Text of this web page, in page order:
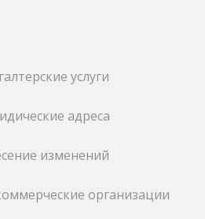
услуги
адреса
изменений
организации